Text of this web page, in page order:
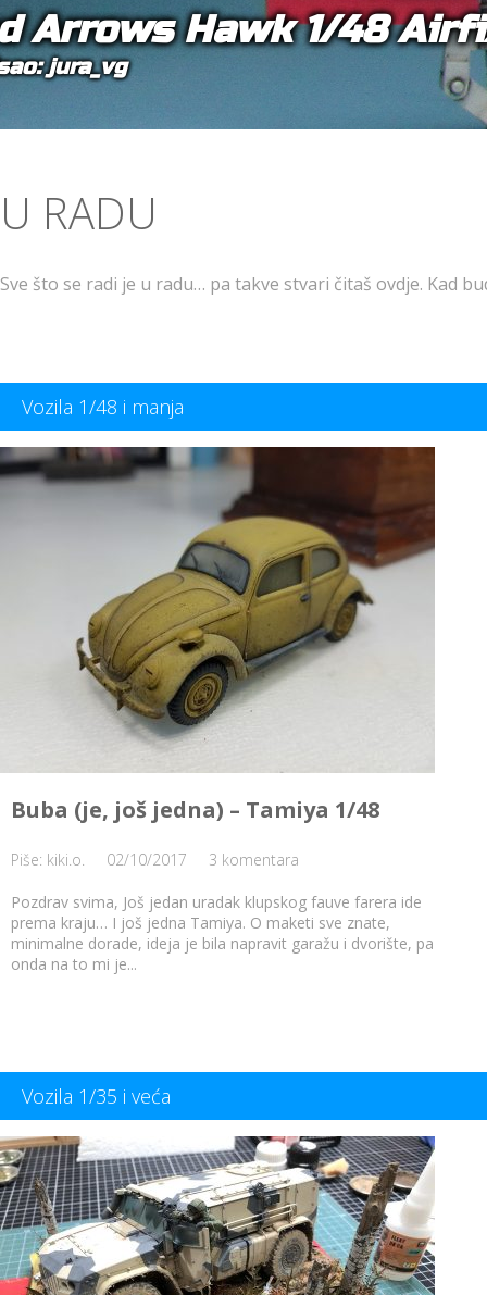
Arrows Hawk 1/48
jura_vg
U RADU
Sve što se radi je u radu… pa takve stvari čitaš ovdje. Kad
Vozila 1/48 i manja
Buba (je, još jedna) – Tamiya 1/48
Piše: kiki.o. 02/10/2017 3 komentara
Pozdrav svima, Još jedan uradak klupskog fauve farera ide
prema kraju… I još jedna Tamiya. O maketi sve znate,
minimalne dorade, ideja je bila napravit garažu i dvorište, pa
onda na to mi je...
Vozila 1/35 i veća